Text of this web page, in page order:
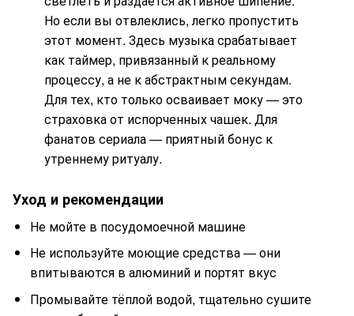
Но если вы отвлеклись, легко пропустить
этот момент. Здесь музыка срабатывает
как таймер, привязанный к реальному
процессу, а не к абстрактным секундам.
Для тех, кто только осваивает моку — это
страховка от испорченных чашек. Для
фанатов сериала — приятный бонус к
утреннему ритуалу.
Уход и рекомендации
Не мойте в посудомоечной машине
Не используйте моющие средства — они
впитываются в алюминий и портят вкус
Промывайте тёплой водой, тщательно сушите